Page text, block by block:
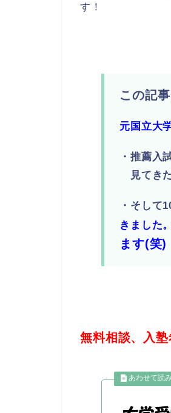
す！
この記
元国立大
・推薦入
見てき
・そして
きました
ます(笑)
無料相談、入